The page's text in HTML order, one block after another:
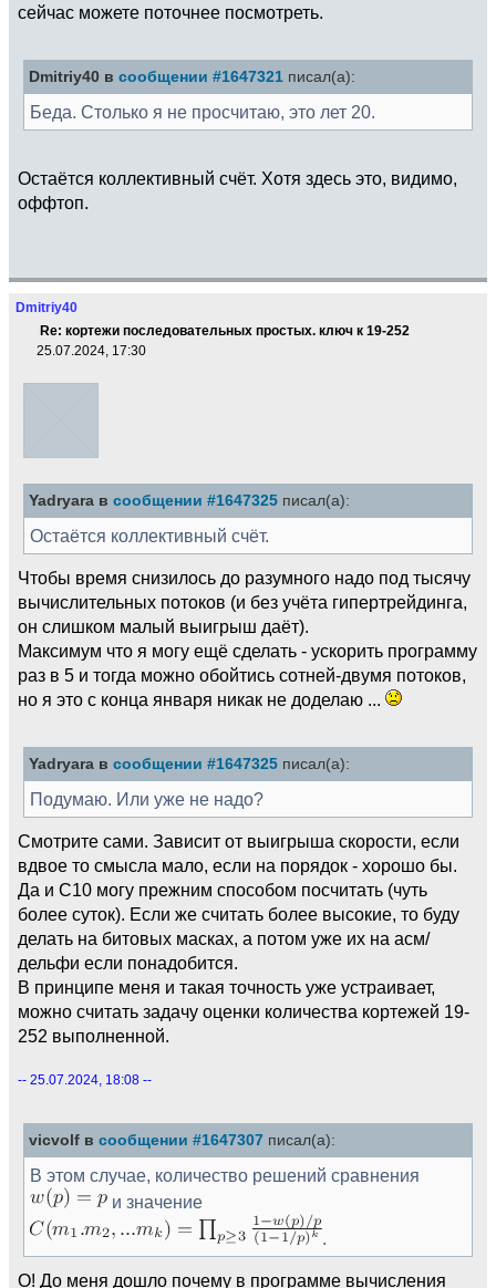
сейчас можете поточнее посмотреть.
Dmitriy40 в сообщении #1647321 писал(а):
Беда. Столько я не просчитаю, это лет 20.
Остаётся коллективный счёт. Хотя здесь это, видимо,
оффтоп.
Dmitriy40
Re: кортежи последовательных простых. ключ к 19-252
25.07.2024, 17:30
Yadryara в сообщении #1647325 писал(а):
Остаётся коллективный счёт.
Чтобы время снизилось до разумного надо под тысячу
вычислительных потоков (и без учёта гипертрейдинга,
он слишком малый выигрыш даёт).
Максимум что я могу ещё сделать - ускорить программу
раз в 5 и тогда можно обойтись сотней-двумя потоков,
но я это с конца января никак не доделаю ...
Yadryara в сообщении #1647325 писал(а):
Подумаю. Или уже не надо?
Смотрите сами. Зависит от выигрыша скорости, если
вдвое то смысла мало, если на порядок - хорошо бы.
Да и C10 могу прежним способом посчитать (чуть
более суток). Если же считать более высокие, то буду
делать на битовых масках, а потом уже их на асм/
дельфи если понадобится.
В принципе меня и такая точность уже устраивает,
можно считать задачу оценки количества кортежей 19-
252 выполненной.
-- 25.07.2024, 18:08 --
vicvolf в сообщении #1647307 писал(а):
В этом случае, количество решений сравнения
и значение
.
О! До меня дошло почему в программе вычисления